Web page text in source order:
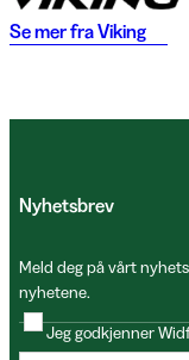
Se mer fraViking
Nyhetsbrev
Meld deg på vårt
nyhetene.
Jeg godkjenner